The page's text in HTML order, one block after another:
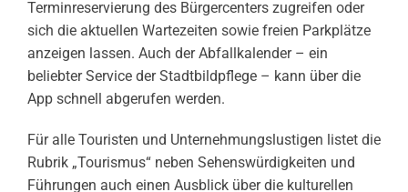
Terminreservierung des Bürgercenters zugreifen oder
sich die aktuellen Wartezeiten sowie freien Parkplätze
anzeigen lassen. Auch der Abfallkalender – ein
beliebter Service der Stadtbildpflege – kann über die
App schnell abgerufen werden.
Für alle Touristen und Unternehmungslustigen listet die
Rubrik „Tourismus“ neben Sehenswürdigkeiten und
Führungen auch einen Ausblick über die kulturellen